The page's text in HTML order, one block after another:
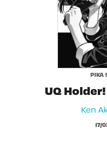
PIKA
UQ
Ken
17/